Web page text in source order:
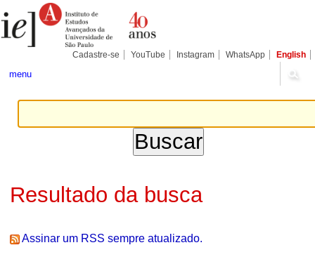
para
conteúdo.
Pessoais
Cadastre-se YouTube Instagram WhatsApp English
menu
Resultado da busca
Assinar um RSS sempre atualizado.